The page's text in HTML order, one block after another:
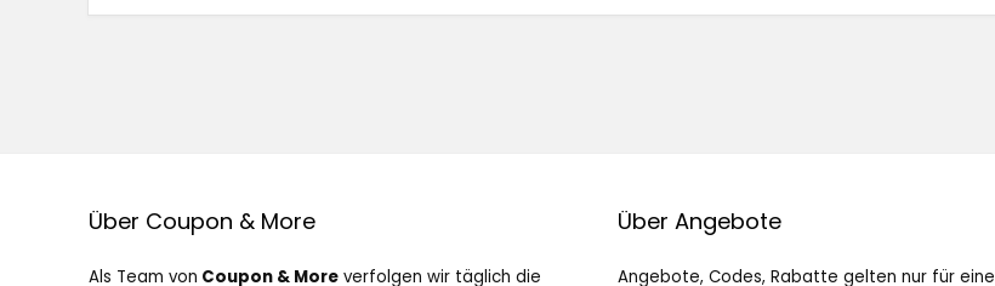
Über Coupon & More
Als Team von Coupon & Moreverfolgen wir täglich die
Über Angebote
Angebote, Codes, Rabatte gelten nur für eine